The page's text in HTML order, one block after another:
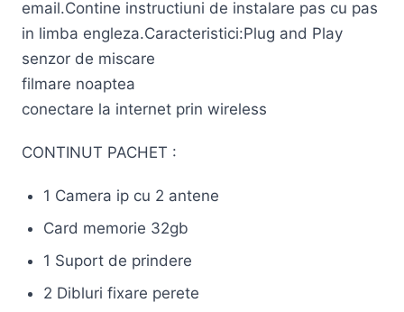
email.Contine instructiuni de instalare pas cu pas
in limba engleza.Caracteristici:Plug and Play
senzor de miscare
filmare noaptea
conectare la internet prin wireless
CONTINUT PACHET :
1 Camera ip cu 2 antene
Card memorie 32gb
1 Suport de prindere
2 Dibluri fixare perete